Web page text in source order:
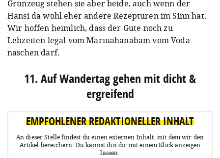
Grünzeug stehen sie aber beide, auch wenn der
Hansi da wohl eher andere Rezepturen im Sinn hat.
Wir hoffen heimlich, dass der Gute noch zu
Lebzeiten legal vom Mariuahanabam vom Voda
naschen darf.
11. Auf Wandertag gehen mit dicht &
ergreifend
EMPFOHLENER REDAKTIONELLER INHALT
An dieser Stelle findest du einen externen Inhalt, mit dem wir den
Artikel bereichern. Du kannst ihn dir mit einem Klick anzeigen
lassen.